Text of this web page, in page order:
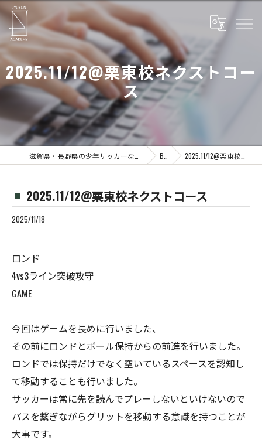
2025.11/12@栗東校ネクストコー
ス
Blog 2025.11/12@栗東校ネクストコース
2025.11/12@栗東校ネクストコース
2025/11/18
ロンド
4vs3ライン突破攻守
GAME
今回はゲームを長めに行いました、
その前にロンドとボール保持からの前進を行いました。
ロンドでは保持だけでなく空いているスペースを認知し
て移動することも行いました。
サッカーは常に先を読んでプレーしないといけないので
パスを繋ぎながらグリットを移動する意識を持つことが
大事です。